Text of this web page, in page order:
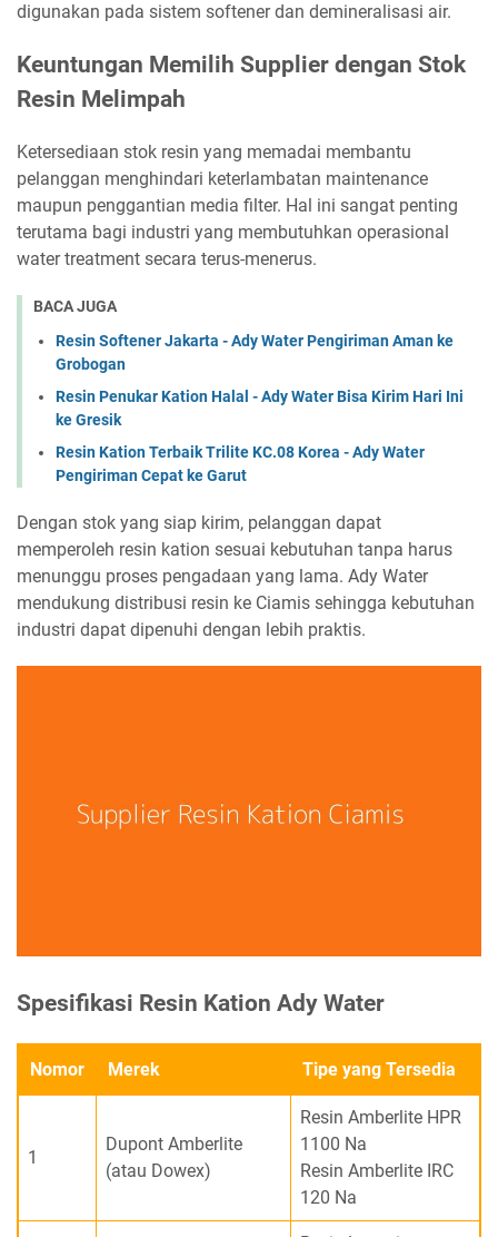
digunakan pada sistem softener dan demineralisasi air.
Keuntungan Memilih Supplier dengan Stok
Resin Melimpah
Ketersediaan stok resin yang memadai membantu
pelanggan menghindari keterlambatan maintenance
maupun penggantian media filter. Hal ini sangat penting
terutama bagi industri yang membutuhkan operasional
water treatment secara terus-menerus.
BACA JUGA
Resin Softener Jakarta - Ady Water Pengiriman Aman ke
Grobogan
Resin Penukar Kation Halal - Ady Water Bisa Kirim Hari Ini
ke Gresik
Resin Kation Terbaik Trilite KC.08 Korea - Ady Water
Pengiriman Cepat ke Garut
Dengan stok yang siap kirim, pelanggan dapat
memperoleh resin kation sesuai kebutuhan tanpa harus
menunggu proses pengadaan yang lama. Ady Water
mendukung distribusi resin ke Ciamis sehingga kebutuhan
industri dapat dipenuhi dengan lebih praktis.
Spesifikasi Resin Kation Ady Water
Nomor Merek Tipe yang Tersedia
1
Dupont Amberlite
(atau Dowex)
Resin Amberlite HPR
1100 Na
Resin Amberlite IRC
120 Na